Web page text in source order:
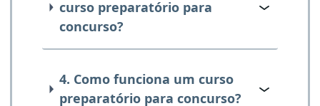
curso preparatório para
concurso?
4. Como funciona um curso
preparatório para concurso?